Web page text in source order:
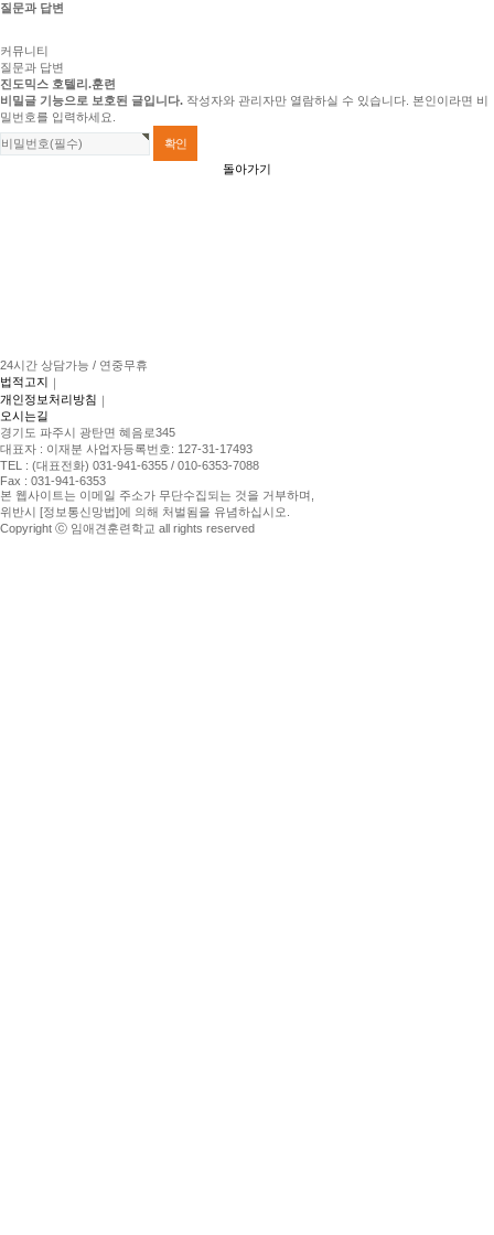
질문과 답변
커뮤니티
질문과 답변
진도믹스 호텔리.훈련
비밀글 기능으로 보호된 글입니다. 작성자와 관리자만 열람하실 수 있습니다. 본인이라면 비
밀번호를 입력하세요.
돌아가기
24시간 상담가능 / 연중무휴
법적고지 ｜
개인정보처리방침 ｜
오시는길
경기도 파주시 광탄면 혜음로345
대표자 : 이재분 사업자등록번호: 127-31-17493
TEL : (대표전화) 031-941-6355 / 010-6353-7088
Fax : 031-941-6353
본 웹사이트는 이메일 주소가 무단수집되는 것을 거부하며,
위반시 [정보통신망법]에 의해 처벌됨을 유념하십시오.
Copyright ⓒ 임애견훈련학교 all rights reserved